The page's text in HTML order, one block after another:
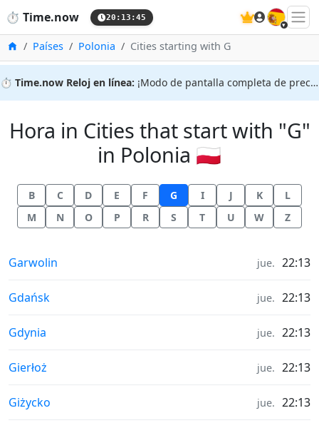
⏱️ Time.now 20:13:45 🇪🇸
InicioPaíses Polonia Cities starting with G
⏱️ Time.now Reloj en línea: ¡Modo de pantalla completa de precisión!
Hora in Cities that start with "G"
in Polonia 🇵🇱
B C D E F G I J K
L
M
N O P R S T U W Z
Hora en
Garwolin jue. 22:13
Hora en
Gdańsk jue. 22:13
Hora en
Gdynia jue. 22:13
Hora en
Gierłoż jue. 22:13
Hora en
Giżycko jue. 22:13